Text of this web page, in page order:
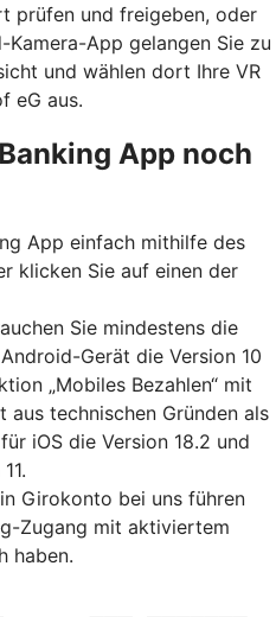
prüfen und freigeben, oder
Kamera-App gelangen Sie zu
und wählen dort Ihre VR
eG aus.
App noch
App einfach mithilfe des
klicken Sie auf einen der
Sie mindestens die
Gerät die Version 10
„Mobiles Bezahlen“ mit
aus technischen Gründen als
iOS die Version 18.2 und
Girokonto bei uns führen
Zugang mit aktiviertem
haben.